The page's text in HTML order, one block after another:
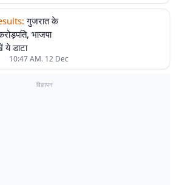
: गुजरात के
भाजपा
डाटा
10:47 AM. 12 Dec
विज्ञापन